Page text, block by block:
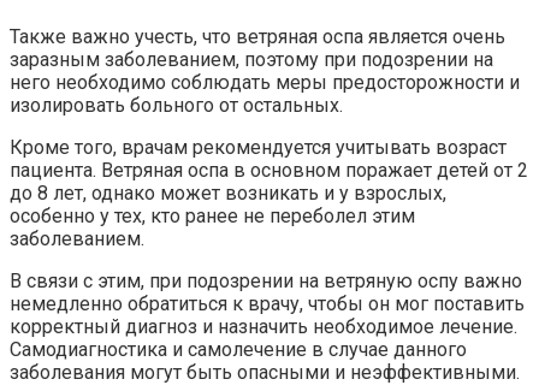
Также важно учесть, что ветряная оспа является очень
заразным заболеванием, поэтому при подозрении на
него необходимо соблюдать меры предосторожности и
изолировать больного от остальных.
Кроме того, врачам рекомендуется учитывать возраст
пациента. Ветряная оспа в основном поражает детей от 2
до 8 лет, однако может возникать и у взрослых,
особенно у тех, кто ранее не переболел этим
заболеванием.
В связи с этим, при подозрении на ветряную оспу важно
немедленно обратиться к врачу, чтобы он мог поставить
корректный диагноз и назначить необходимое лечение.
Самодиагностика и самолечение в случае данного
заболевания могут быть опасными и неэффективными.